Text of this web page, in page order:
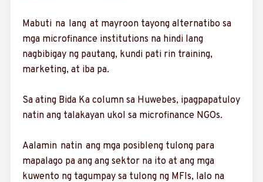
Mabuti na lang at mayroon tayong alterna­tibo sa
mga microfinance institutions na hindi lang
nagbibigay ng pautang, kundi pati rin training,
marketing, at iba pa.
Sa ating Bida Ka co­lumn sa Huwebes, ipagpapatuloy
natin ang talakayan ukol sa microfinance NGOs.
Aalamin natin ang mga posibleng tulong para
mapalago pa ang ang sektor na ito at ang mga
kuwento ng tagumpay sa tulong ng MFIs, lalo na